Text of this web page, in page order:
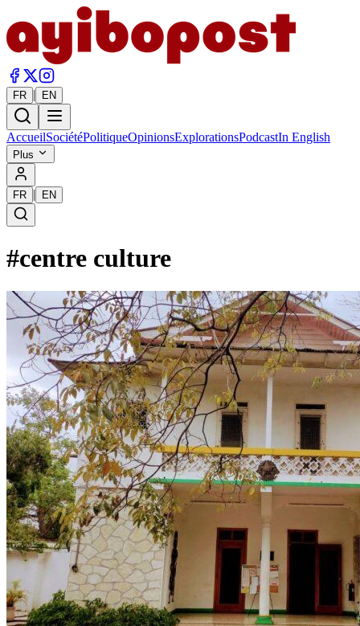
FR | EN
AccueilSociétéPolitiqueOpinionsExplorationsPodcastIn English
Plus
FR | EN
#centre culture